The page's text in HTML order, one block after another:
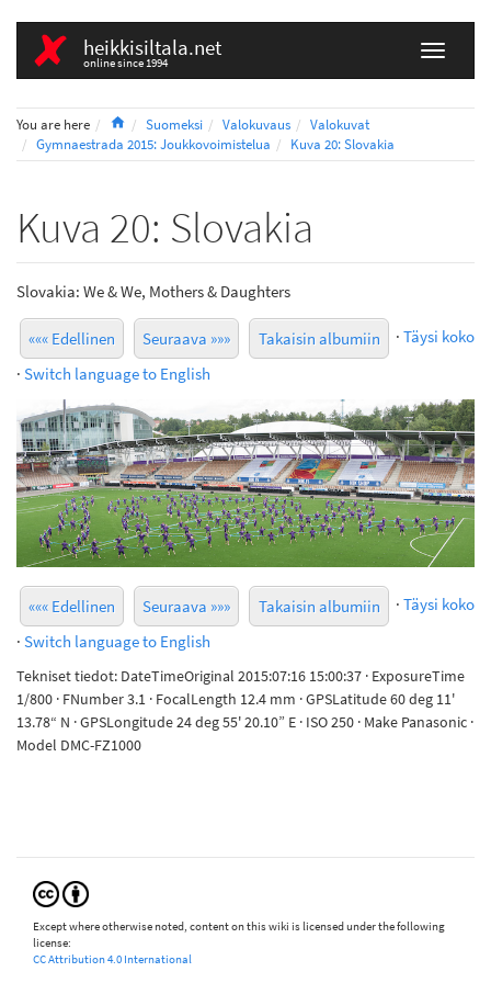
heikkisiltala.net
online since 1994
You are here HomeSuomeksi Valokuvaus
Valokuvat
Gymnaestrada 2015: Joukkovoimistelua
Kuva 20: Slovakia
Kuva 20: Slovakia
Slovakia: We & We, Mothers & Daughters
««« Edellinen Seuraava »»» Takaisin albumiin · Täysi koko
· Switch language to English
««« Edellinen Seuraava »»» Takaisin albumiin · Täysi koko
· Switch language to English
Tekniset tiedot: DateTimeOriginal 2015:07:16 15:00:37 · ExposureTime
1/800 · FNumber 3.1 · FocalLength 12.4 mm · GPSLatitude 60 deg 11'
13.78“ N · GPSLongitude 24 deg 55' 20.10” E · ISO 250 · Make Panasonic ·
Model DMC-FZ1000
Except where otherwise noted, content on this wiki is licensed under the following
license:
CC Attribution 4.0 International